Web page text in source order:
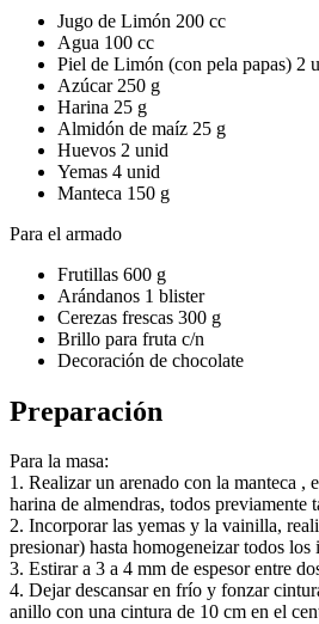
Jugo de Limón 200 cc
Agua 100 cc
Piel de Limón (con pela papas) 2
Azúcar 250 g
Harina 25 g
Almidón de maíz 25 g
Huevos 2 unid
Yemas 4 unid
Manteca 150 g
Para el armado
Frutillas 600 g
Arándanos 1 blister
Cerezas frescas 300 g
Brillo para fruta c/n
Decoración de chocolate
Preparación
Para la masa:
1. Realizar un arenado con la manteca ,
harina de almendras, todos previamente
2. Incorporar las yemas y la vainilla,
presionar) hasta homogeneizar todos los
3. Estirar a 3 a 4 mm de espesor entre
4. Dejar descansar en frío y fonzar
anillo con una cintura de 10 cm en el